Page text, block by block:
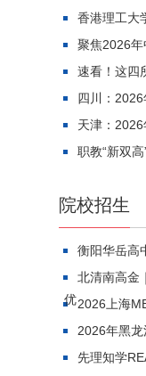
香港理工大
聚焦2026
速看！这四
四川：
天津：
职教“新双
院校招生
衡阳华岳高
北清南高金
优2026上海
2026年黑
先理知学